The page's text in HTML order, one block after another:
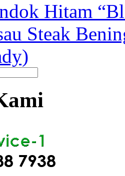
Hitam
Steak